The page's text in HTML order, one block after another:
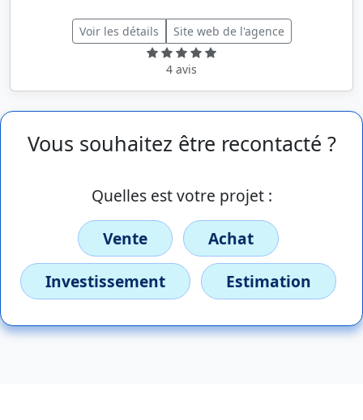
Voir les détails Site web de l'agence
4 avis
Vous souhaitez être recontacté ?
Quelles est votre projet :
Vente
Achat
Investissement
Estimation